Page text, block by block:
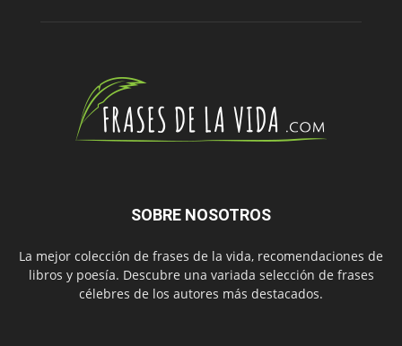
SOBRE NOSOTROS
La mejor colección de frases de la vida, recomendaciones de
libros y poesía. Descubre una variada selección de frases
célebres de los autores más destacados.